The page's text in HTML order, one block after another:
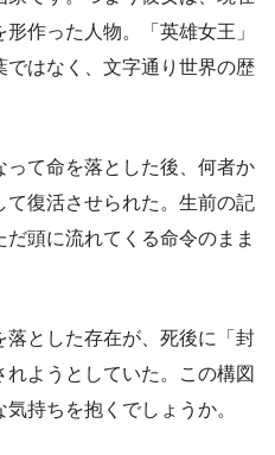
作った人物。「英雄女王」
ではなく、文字通り世界の歴
て命を落とした後、何者か
復活させられた。生前の記
頭に流れてくる命令のまま
とした存在が、死後に「封
ようとしていた。この構図
持ちを抱くでしょうか。